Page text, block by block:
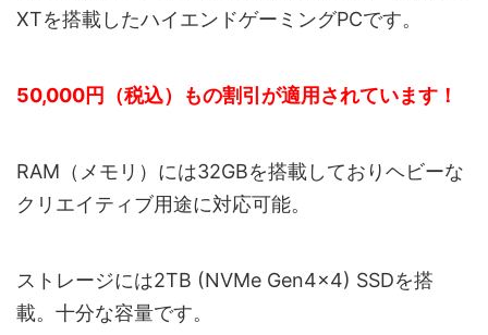
XTを搭載したハイエンドゲーミングPCです。
50,000円（税込）もの割引が適用されています！
RAM（メモリ）には32GBを搭載しておりヘビーな
クリエイティブ用途に対応可能。
ストレージには2TB (NVMe Gen4×4) SSDを搭
載。十分な容量です。